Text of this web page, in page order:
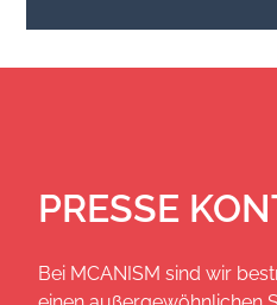
PRESSE
Bei MCANISM sind wir